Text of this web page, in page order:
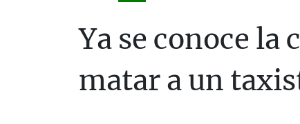
Ya se conoce
matar a un